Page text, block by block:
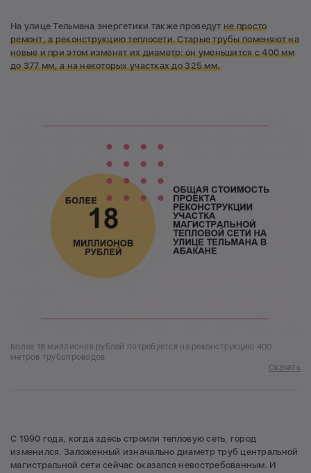
На улице Тельмана энергетики также проведут не просто
ремонт, а реконструкцию теплосети.Старыетрубы поменяют на
новые и при этомизменят их диаметр: он уменьшится с 400 мм
до 377 мм, а на некоторых участках до 325 мм.
Более 18 миллионов рублей потребуется на реконструкцию 400
метров трубопроводов
Скачать
С 1990 года, когда здесь строили тепловую сеть, город
изменился. Заложенный изначально диаметр труб центральной
магистральной сети сейчас оказался невостребованным. И